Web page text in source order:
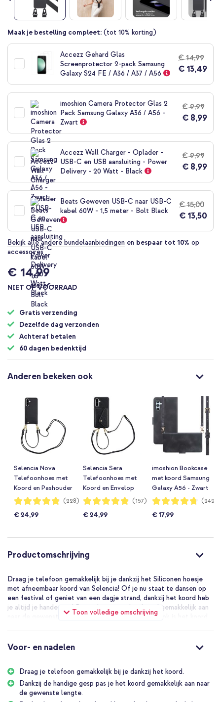
Ga
begin
van
gallerij
Maak je bestelling compleet: (tot 10% korting)
Accezz Gehard Glas
Screenprotector 2-pack Samsung
Galaxy S24 FE / A36 / A37 / A56
€ 14,99
€ 13,49
imoshion Camera Protector Glas 2
Pack Samsung Galaxy A36 / A56 -
Zwart
€ 9,99
€ 8,99
Accezz Wall Charger - Oplader -
USB-C en USB aansluiting - Power
Delivery - 20 Watt - Black
€ 9,99
€ 8,99
Beats Geweven USB-C naar USB-C
kabel 60W - 1,5 meter - Bolt Black
€ 15,00
€ 13,50
Bekijk alle andere bundelaanbiedingen en bespaar tot 10% op
accessoires
€ 14,99
NIET OP VOORRAAD
Gratis verzending
Dezelfde dag verzonden
Achteraf betalen
60 dagen bedenktijd
Anderen bekeken ook
Selencia Nova
Telefoonhoes met
Koord en Pashouder
Samsung Galaxy
Waardering:
96%
(228)
€ 24,99
Selencia Sera
Telefoonhoes met
Koord en Envelop
Pashouder Samsung
Zwart
Waardering:
96%
(157)
€ 24,99
imoshion Bookcase
met koord Samsung
Galaxy A56 - Zwart
Waardering:
94%
(242)
€ 17,99
Productomschrijving
Toon volledige omschrijving
Draag je telefoon gemakkelijk bij je dankzij het Siliconen hoesje
met afneembaar koord van Selencia! Of je nu staat te dansen op
een festival of geniet van een dagje strand, dankzij het koord heb
je altijd je handen vrij! Bovendien pas je het koord gemakkelijk aan
naar de gewenste lengte door de handige gesp. Ook is het koord
gebruiksgemak. Bovendien is het koord vervaardigd uit satijnen
materiaal en voelt zacht aan. Hierdoor is het koord comfortabel
te dragen zonder dat het in je huid snijdt. Met de handige gesp pas
Voor- en nadelen
Draag je telefoon gemakkelijk bij je dankzij het koord.
Dankzij de handige gesp pas je het koord gemakkelijk aan naar
de gewenste lengte.